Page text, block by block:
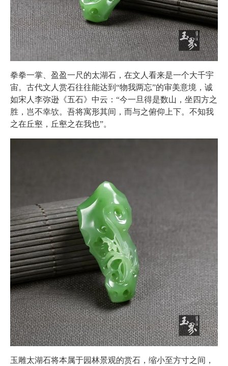
拳拳一掌、盈盈一尺的太湖石，在文人看来是一个大千宇
宙。古代文人赏石往往能达到“物我两忘”的审美意境，诚
如宋人李弥逊《五石》中云：“今一旦得是数山，坐四方之
胜，岂不幸欤。吾将寓形其间，而与之俯仰上下。不知我
之在丘壑，丘壑之在我也”。
玉雕太湖石将本属于园林景观的赏石，缩小至方寸之间，